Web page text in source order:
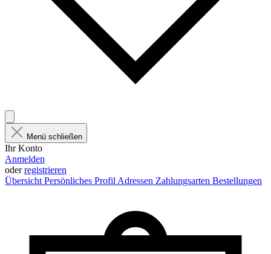
Menü schließen
Ihr Konto
Anmelden
oderregistrieren
Übersicht Persönliches Profil Adressen Zahlungsarten Bestellungen